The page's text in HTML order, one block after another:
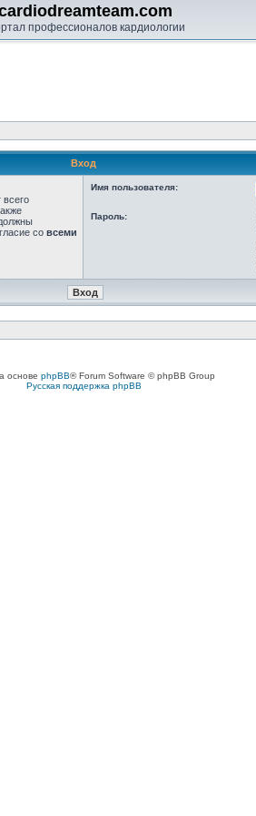
профессионалов кардиологии
Вход
со всеми
Имя пользователя:
Пароль:
основе phpBB® Forum Software © phpBB Group
Русская поддержка phpBB